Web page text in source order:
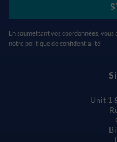
En soumettant vos coordonnées, vous
notre politique de confidentialité
Unit 1